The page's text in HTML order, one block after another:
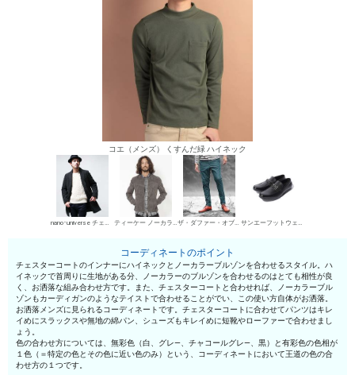
コエ（メンズ） くすんだ緑 ハイネック
nano･universe チェスターコート ティーケー ノーカラーブルゾン ザ・ダファー・オブ・セントジョージ チノパン・綿パン サンエーフットウェア ローファー
コーディネートのポイント
チェスターコートのインナーにハイネックとノーカラーブルゾンを合わせるスタイル。ハ
イネックで首周りに生地がある分、ノーカラーのブルゾンを合わせるのはとても相性が良
く、お洒落な組み合わせ方です。また、チェスターコートと合わせれば、ノーカラーブル
ゾンもカーディガンのようなテイストで合わせることがでい、この使い方自体がお洒落。
お洒落メンズに見られるコーディネートです。チェスターコートに合わせてパンツはキレ
イめにスラックスや無地の綿パン、シューズもキレイめに短靴やローファーで合わせまし
ょう。
色の合わせ方については、無彩色（白、グレ—、チャコールグレ—、黒）と有彩色の色相が
１色（＝特定の色とその色に近い色のみ）という、コーディネートにおいて王道の色の合
わせ方の１つです。